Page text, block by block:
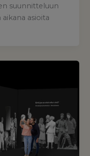
suunnitteluun
asioita